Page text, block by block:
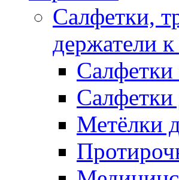
Салфетки,
держатели
Салфетки
Метёлки